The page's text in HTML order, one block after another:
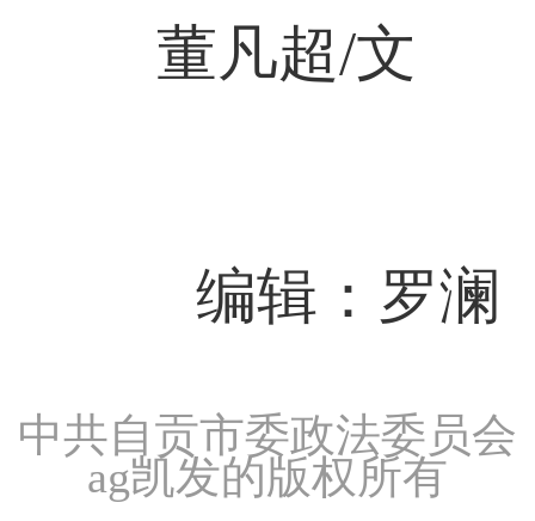
董凡超/文
编辑：罗澜
中共自贡市委政法委员会
ag凯发的版权所有